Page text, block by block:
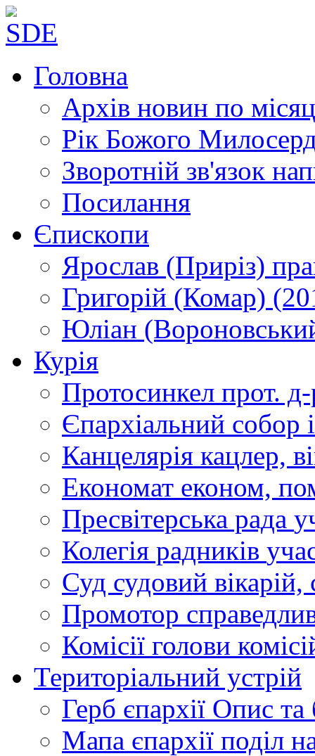
Головна
Архів новин по
Рік Божого
Зворотній зв'язок
Посилання
Єпископи
Ярослав (Приріз)
Григорій (Комар)
Юліан
Курія
Протосинкел прот.
Єпархіальний собор
Канцелярія кацлер,
Економат економ,
Пресвітерська рада
Колегія радників
Суд судовий вікарій,
Промотор
Комісії голови
Територіальний устрій
Герб єпархії Опис та
Мапа єпархії поділ